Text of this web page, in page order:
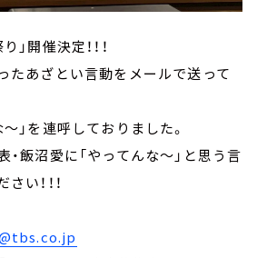
」開催決定！！！
たあざとい言動をメールで送って
」を連呼しておりました。
飯沼愛に「やってんな～」と思う言
い！！！